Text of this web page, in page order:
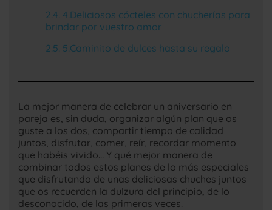
4.Deliciosos cócteles con chucherías para
brindar por vuestro amor
5.Caminito de dulces hasta su regalo
La mejor manera de celebrar un aniversario en
pareja es, sin duda, organizar algún plan que os
guste a los dos, compartir tiempo de calidad
juntos, disfrutar, comer, reír, recordar momento
que habéis vivido… Y qué mejor manera de
combinar todos estos planes de lo más especiales
que disfrutando de unas deliciosas chuches juntos
que os recuerden la dulzura del principio, de lo
desconocido, de las primeras veces.